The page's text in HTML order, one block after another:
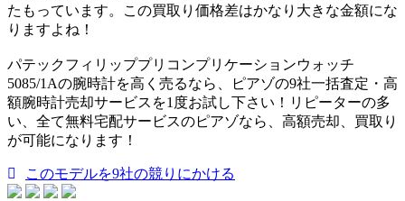
たもっています。この買取り価格差はかなり大きな金額にな
りますよね！
パテックフィリッププリコンプリケーションウォッチ
5085/1Aの腕時計を高く売るなら、ピアゾの9社一括査定・高
額腕時計売却サービスを1度お試し下さい！リピーターの多
い、全て無料宅配サービスのピアゾなら、高額売却、買取り
が可能になります！
このモデルを9社の競りにかける